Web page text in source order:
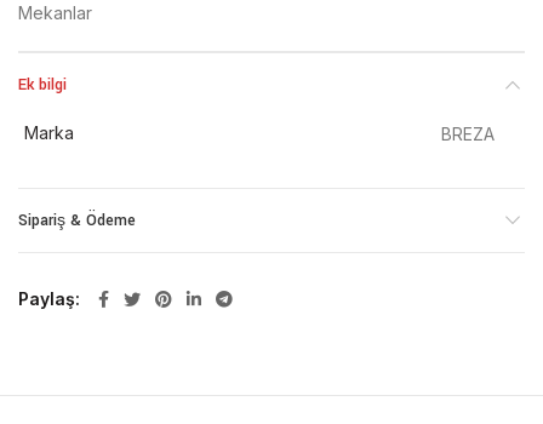
Mekanlar
Ek bilgi
Marka BREZA
Sipariş & Ödeme
Paylaş